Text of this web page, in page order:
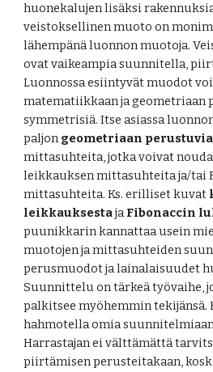
huonekalujen lisäksi
veistoksellinen muoto on
lähempänä luonnon muotoja.
ovat vaikeampia suunnitella,
Luonnossa esiintyvät muodot
matematiikkaan ja geometriaan
symmetrisiä. Itse asiassa
paljon geometriaan
mittasuhteita, jotka voivat
leikkauksen mittasuhteita ja/tai
mittasuhteita. Ks. erilliset kuvat
leikkauksesta ja Fibonaccin
puunikkarin kannattaa usein
muotojen ja mittasuhteiden
perusmuodot ja lainalaisuudet
Suunnittelu on tärkeä työvaihe,
palkitsee myöhemmin tekijänsä.
hahmotella omia
Harrastajan ei välttämättä
piirtämisen perusteitakaan,